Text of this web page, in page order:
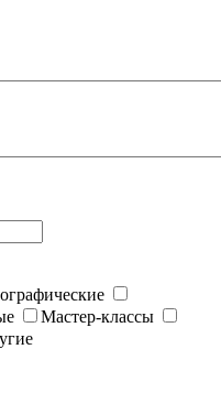
Мастер-классы